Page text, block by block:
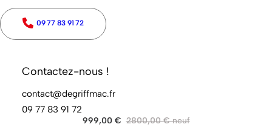
09 77 83 91 72
Contactez-nous !
contact@degriffmac.fr
09 77 83 91 72
AJOUTER AU PANIER
iMac 27" 5K (Mi-2017) Core i7 4,2GHz - SSD 128 Go +
999,00 € 2800,00€